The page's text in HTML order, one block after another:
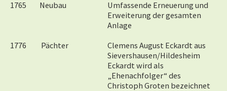
1765
Neubau
Umfassende Erneuerung und
Erweiterung der gesamten
Anlage
1776
Pächter
Clemens August Eckardt aus
Sievershausen/Hildesheim
Eckardt wird als
„Ehenachfolger“ des
Christoph Groten bezeichnet